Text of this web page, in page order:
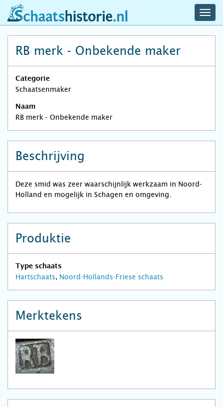
schaatshistorie.nl
RB merk - Onbekende maker
Categorie
Schaatsenmaker
Naam
RB merk - Onbekende maker
Beschrijving
Deze smid was zeer waarschijnlijk werkzaam in Noord-
Holland en mogelijk in Schagen en omgeving.
Produktie
Type schaats
Hartschaats, Noord-Hollands-Friese schaats
Merktekens